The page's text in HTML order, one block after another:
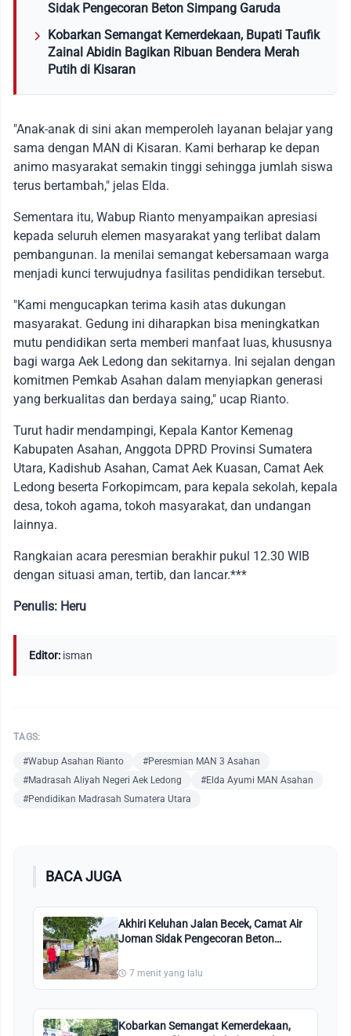
Sidak Pengecoran Beton Simpang Garuda
Kobarkan Semangat Kemerdekaan, Bupati Taufik
Zainal Abidin Bagikan Ribuan Bendera Merah
Putih di Kisaran
"Anak-anak di sini akan memperoleh layanan belajar yang
sama dengan MAN di Kisaran. Kami berharap ke depan
animo masyarakat semakin tinggi sehingga jumlah siswa
terus bertambah," jelas Elda.
Sementara itu, Wabup Rianto menyampaikan apresiasi
kepada seluruh elemen masyarakat yang terlibat dalam
pembangunan. Ia menilai semangat kebersamaan warga
menjadi kunci terwujudnya fasilitas pendidikan tersebut.
"Kami mengucapkan terima kasih atas dukungan
masyarakat. Gedung ini diharapkan bisa meningkatkan
mutu pendidikan serta memberi manfaat luas, khususnya
bagi warga Aek Ledong dan sekitarnya. Ini sejalan dengan
komitmen Pemkab Asahan dalam menyiapkan generasi
yang berkualitas dan berdaya saing," ucap Rianto.
Turut hadir mendampingi, Kepala Kantor Kemenag
Kabupaten Asahan, Anggota DPRD Provinsi Sumatera
Utara, Kadishub Asahan, Camat Aek Kuasan, Camat Aek
Ledong beserta Forkopimcam, para kepala sekolah, kepala
desa, tokoh agama, tokoh masyarakat, dan undangan
lainnya.
Rangkaian acara peresmian berakhir pukul 12.30 WIB
dengan situasi aman, tertib, dan lancar.***
Penulis: Heru
Editor: isman
TAGS:
#Wabup Asahan Rianto
#Peresmian MAN 3 Asahan
#Madrasah Aliyah Negeri Aek Ledong
#Elda Ayumi MAN Asahan
#Pendidikan Madrasah Sumatera Utara
BACA JUGA
Akhiri Keluhan Jalan Becek, Camat Air
Joman Sidak Pengecoran Beton
7 menit yang lalu
Kobarkan Semangat Kemerdekaan,